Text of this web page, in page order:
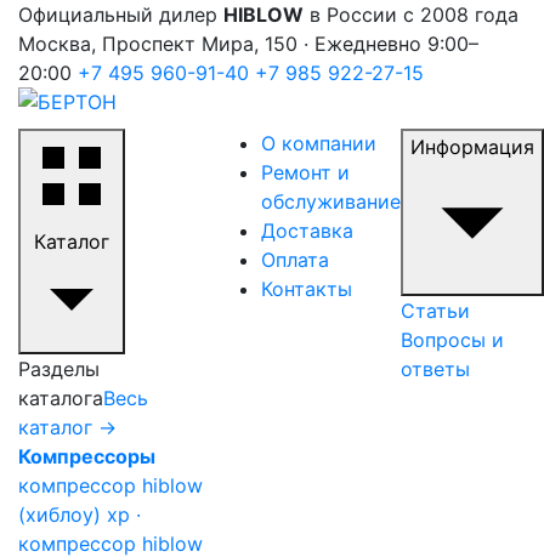
Официальный дилер HIBLOW в России с 2008 года
Москва, Проспект Мира, 150 · Ежедневно 9:00–
20:00 +7 495 960-91-40 +7 985 922-27-15
Каталог
Разделы
каталогаВесь
каталог →
Компрессоры
компрессор hiblow
(хиблоу) xp ·
компрессор hiblow
О компании
Ремонт и
обслуживание
Доставка
Оплата
Контакты
Информация
Статьи
Вопросы и
ответы